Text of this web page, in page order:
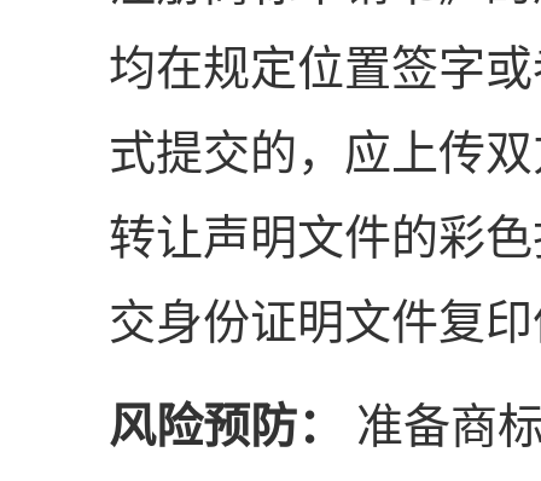
均在规定位置签字
式提交的，应上传
转让声明文件的彩
交身份证明文件复
风险预防：
准备商